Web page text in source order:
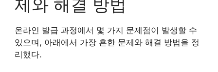
제와 해결 방법
온라인 발급 과정에서 몇 가지 문제점이 발생할 수
있으며, 아래에서 가장 흔한 문제와 해결 방법을 정
리했다.